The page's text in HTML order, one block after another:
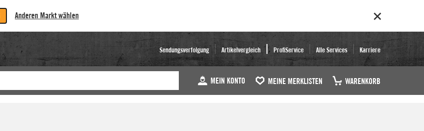
Anderen Markt wählen
Sendungsverfolgung Artikelvergleich ProfiService Alle Services Karriere
MEIN KONTO MEINE MERKLISTEN WARENKORB